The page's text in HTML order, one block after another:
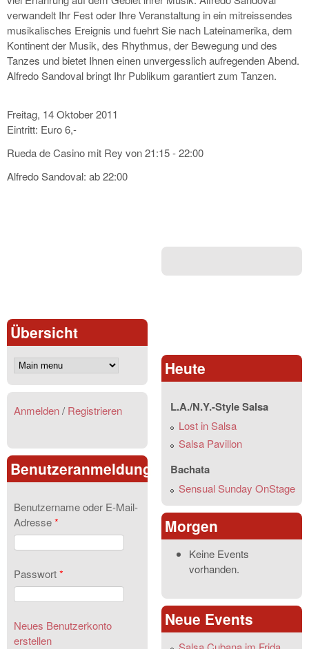
verwandelt Ihr Fest oder Ihre Veranstaltung in ein mitreissendes
musikalisches Ereignis und fuehrt Sie nach Lateinamerika, dem
Kontinent der Musik, des Rhythmus, der Bewegung und des
Tanzes und bietet Ihnen einen unvergesslich aufregenden Abend.
Alfredo Sandoval bringt Ihr Publikum garantiert zum Tanzen.
Freitag, 14 Oktober 2011
Eintritt: Euro 6,-
Rueda de Casino mit Rey von 21:15 - 22:00
Alfredo Sandoval: ab 22:00
Übersicht
Anmelden/ Registrieren
Benutzeranmeldung
Benutzername oder E-Mail-
Adresse*
Passwort*
Neues Benutzerkonto
erstellen
Heute
L.A./N.Y.-Style Salsa
Lost in Salsa
Salsa Pavillon
Bachata
Sensual Sunday OnStage
Morgen
Keine Events
vorhanden.
Neue Events